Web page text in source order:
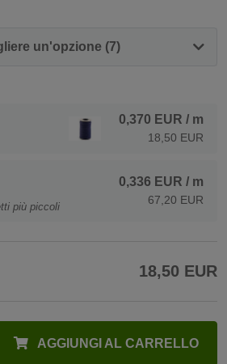
un'opzione (7)
0,370 EUR / m
18,50 EUR
più piccoli
0,336 EUR / m
67,20 EUR
18,50 EUR
AGGIUNGI AL CARRELLO